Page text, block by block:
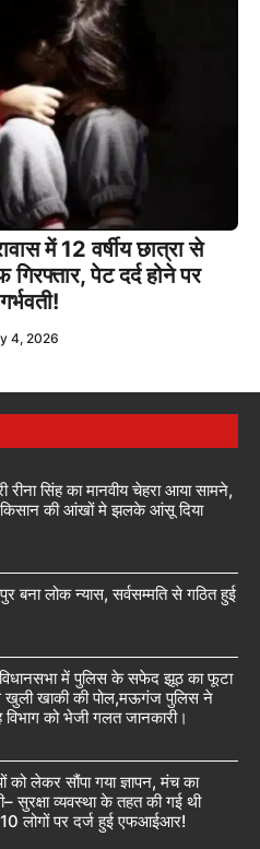
में 12 वर्षीय छात्रा से
गिरफ्तार, पेट दर्द होने पर
4, 2026
सिंह का मानवीय चेहरा आया सामने,
किसान की आंखों मे झलके आंसू दिया
बना लोक न्यास, सर्वसम्मति से गठित हुई
में पुलिस के सफेद झूठ का फूटा
खुली खाकी की पोल,मऊगंज पुलिस ने
विभाग को भेजी गलत जानकारी।
लेकर सौंपा गया ज्ञापन, मंच का
सुरक्षा व्यवस्था के तहत की गई थी
लोगों पर दर्ज हुई एफआईआर!